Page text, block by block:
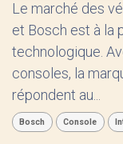
Le marché des
et Bosch est à la
technologique.
consoles, la
répondent au...
Bosch Console